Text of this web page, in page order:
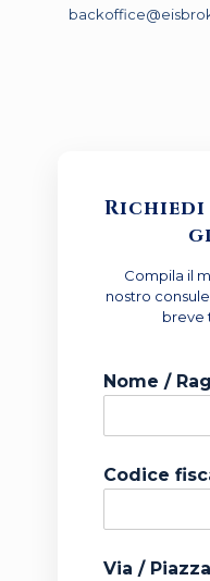
Compila il
nostro
breve
Nome /
Codice
Via / Piazza